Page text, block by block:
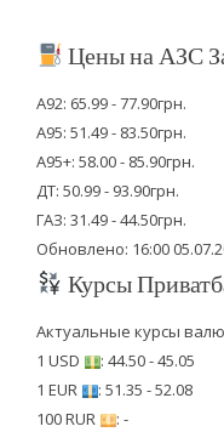
Цены на АЗС
А92: 65.99 - 77.90грн.
А95: 51.49 - 83.50грн.
А95+: 58.00 - 85.90грн.
ДТ: 50.99 - 93.90грн.
ГАЗ: 31.49 - 44.50грн.
Обновлено: 16:00
Курсы
Актуальные курсы
1 USD
: 44.50 - 45.05
1 EUR
: 51.35 - 52.08
100 RUR
: -